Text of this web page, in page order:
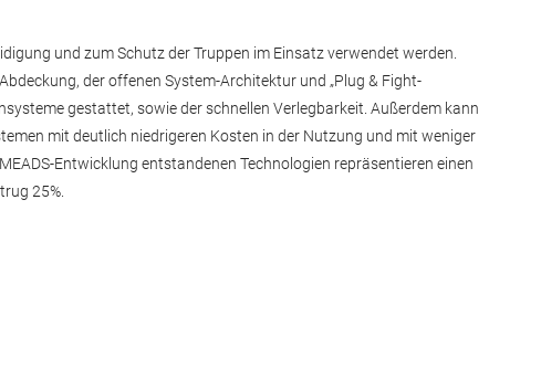
und zum Schutz der Truppen im Einsatz verwendet werden.
der offenen System-Architektur und „Plug & Fight-
gestattet, sowie der schnellen Verlegbarkeit. Außerdem kann
mit deutlich niedrigeren Kosten in der Nutzung und mit weniger
Entwicklung entstandenen Technologien repräsentieren einen
25%.